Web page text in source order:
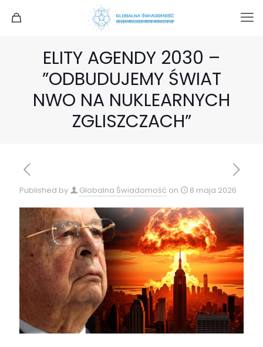
ELITY AGENDY 2030 –
”ODBUDUJEMY ŚWIAT
NWO NA NUKLEARNYCH
ZGLISZCZACH”
Published by Globalna Świadomość on 8 maja 2026